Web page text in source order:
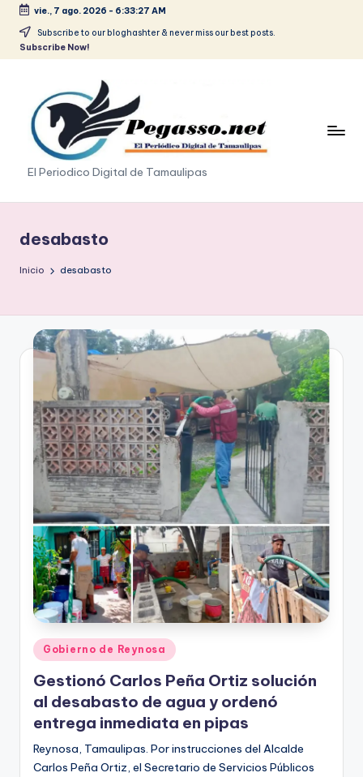
Saltar
vie., 7 ago. 2026 - 6:33:28 AM
Subscribe to our bloghashter & never miss our best posts.
Subscribe Now!
p
e
g
s
.
p
r
e
s
s
El Periodico Digital de Tamaulipas
desabasto
Inicio desabasto
Publicado
en
Gobierno de Reynosa
Gestionó Carlos Peña Ortiz solución
al desabasto de agua y ordenó
entrega inmediata en pipas
Reynosa, Tamaulipas. Por instrucciones del Alcalde
Carlos Peña Ortiz, el Secretario de Servicios Públicos